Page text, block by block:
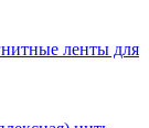
ленты для